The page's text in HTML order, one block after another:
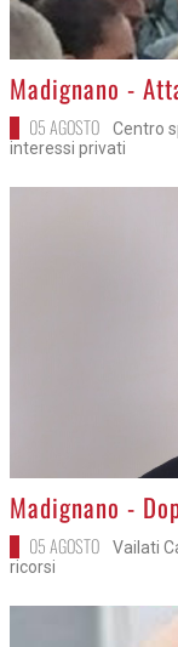
>Madignano -
05 AGOSTO
Centro
interessi privati
>Madignano -
05 AGOSTO
Vailati
ricorsi